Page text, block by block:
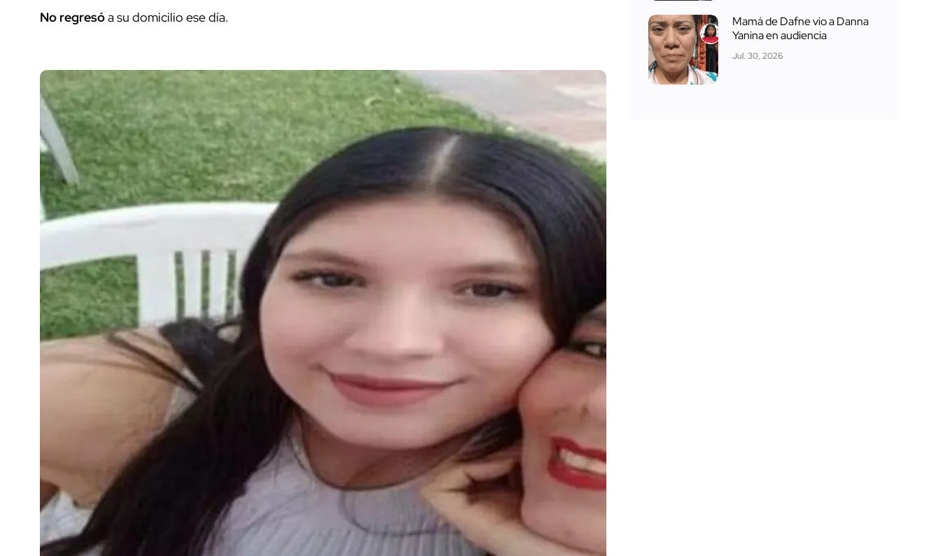
No regresóa su domicilio ese día.
Mamá de Dafne vio a Danna
Yanina en audiencia
Jul. 30, 2026